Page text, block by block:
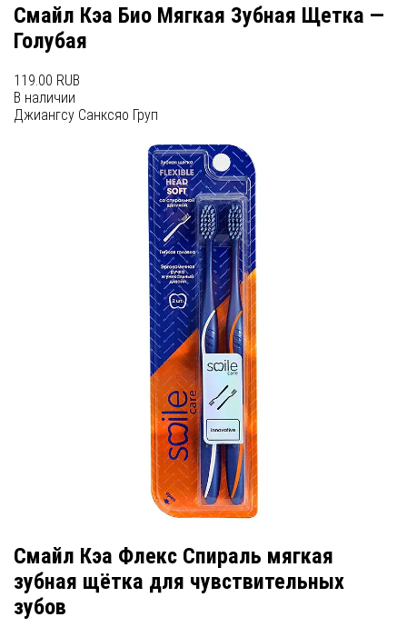
Смайл Кэа Био Мягкая Зубная Щетка —
Голубая
119.00 RUB
В наличии
Джиангсу Санксяо Груп
Смайл Кэа Флекс Спираль мягкая
зубная щётка для чувствительных
зубов